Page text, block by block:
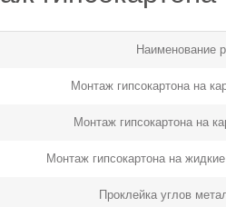
Наименование
Монтаж гипсокартона на
Монтаж гипсокартона на
Монтаж гипсокартона на
Проклейка углов